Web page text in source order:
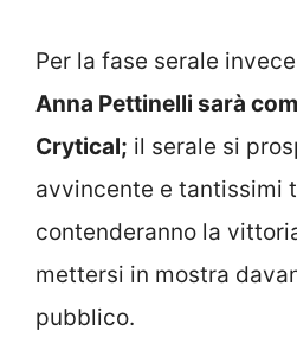
Per la fase serale
Anna Pettinelli sarà
Crytical; il serale si
avvincente e tantissimi
contenderanno la
mettersi in mostra
pubblico.